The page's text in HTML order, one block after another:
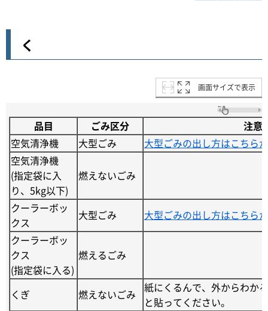
く
画面サイズで表示
品目 ごみ区分
注意
空気清浄機
大型ごみ
大型ごみの出し方はこちら
空気清浄機
(指定袋に入
り、5kg以下)
燃えないごみ
クーラーボッ
クス
大型ごみ
大型ごみの出し方はこちら
クーラーボッ
クス
(指定袋に入る)
燃えるごみ
くぎ 燃えないごみ
紙にくるんで、外からわか
と貼ってください。